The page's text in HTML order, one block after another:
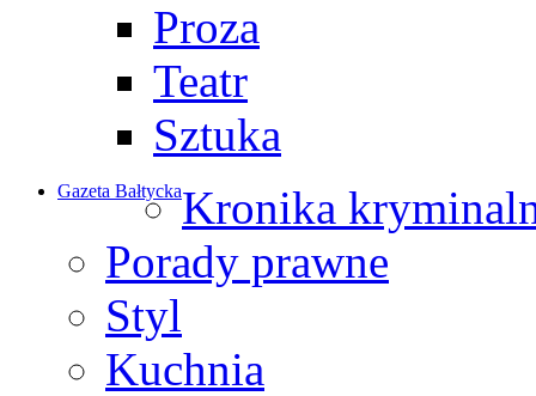
Proza
Teatr
Sztuka
Gazeta BałtyckaKronika
Porady prawne
Styl
Kuchnia